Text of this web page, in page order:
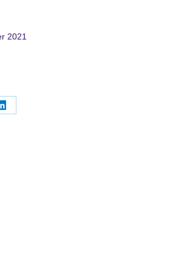
2021
Share